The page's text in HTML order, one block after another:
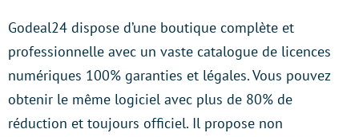
Godeal24 dispose d’une boutique complète et
professionnelle avec un vaste catalogue de licences
numériques 100% garanties et légales. Vous pouvez
obtenir le même logiciel avec plus de 80% de
réduction et toujours officiel. Il propose non